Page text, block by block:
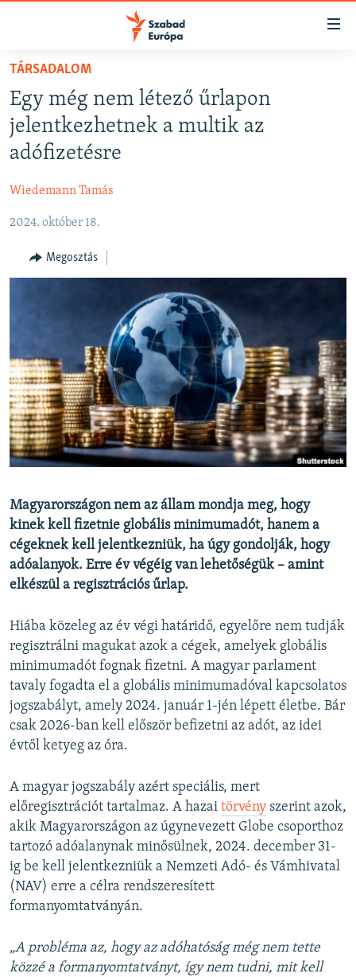
Akadálymentes
Ugrás
fő
oldalra
Ugrás
tartalomjegyzékre
AKTUÁLIS
PODCASTOK
ELEMZŐ
NER15
SZABADON
A PÉNZ NYOMÁBAN
EURÓPAI UNIÓ
VILÁG
KLÍMAVÁLTOZÁS
A MÚLT TANULSÁGAI
KÖVESSEN MINKET!
Valamennyi RFE/RL weboldal
TÁRSADALOM
Egy még nem létező űrlapon
jelentkezhetnek a multik az
adófizetésre
Wiedemann Tamás
2024. október 18.
Megosztás
Magyarországon nem az állam mondja meg, hogy
kinek kell fizetnie globális minimumadót, hanem a
cégeknek kell jelentkezniük, ha úgy gondolják, hogy
adóalanyok. Erre év végéig van lehetőségük – amint
elkészül a regisztrációs űrlap.
Hiába közeleg az év végi határidő, egyelőre nem tudják
regisztrálni magukat azok a cégek, amelyek globális
minimumadót fognak fizetni. A magyar parlament
tavaly fogadta el a globális minimumadóval kapcsolatos
jogszabályt, amely 2024. január 1-jén lépett életbe. Bár
csak 2026-ban kell először befizetni az adót, az idei
évtől ketyeg az óra.
A magyar jogszabály azért speciális, mert
előregisztrációt tartalmaz. A hazai törvény szerint azok,
akik Magyarországon az úgynevezett Globe csoporthoz
tartozó adóalanynak minősülnek, 2024. december 31-
ig be kell jelentkezniük a Nemzeti Adó- és Vámhivatal
(NAV) erre a célra rendszeresített
formanyomtatványán.
„A probléma az, hogy az adóhatóság még nem tette
közzé a formanyomtatványt, így nem tudni, mit kell